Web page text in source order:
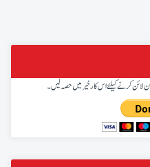
لائن کرنے کیلئے اس کار خیر میں حصہ لیں۔